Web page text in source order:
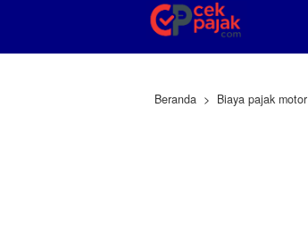
Beranda Biaya pajak motor